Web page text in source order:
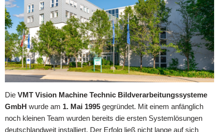
Die VMT Vision Machine Technic Bildverarbeitungssysteme
GmbH wurde am 1. Mai 1995 gegründet. Mit einem anfänglich
noch kleinen Team wurden bereits die ersten Systemlösungen
deutschlandweit installiert. Der Erfolg ließ nicht lange auf sich